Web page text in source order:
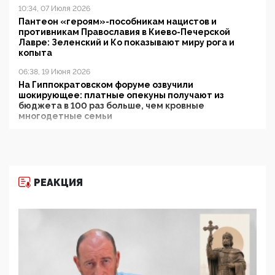
10:34, 07 Июля 2026
Пантеон «героям»-пособникам нацистов и
противникам Православия в Киево-Печерской
Лавре: Зеленский и Ко показывают миру рога и
копыта
06:38, 19 Июня 2026
На Гиппократовском форуме озвучили
шокирующее: платные опекуны получают из
бюджета в 100 раз больше, чем кровные
многодетные семьи
11:53, 09 Июня 2026
деятельность ИИТО ЮНЕСКО в России, но
цифроглобалисты продолжают определять
повестку в образовании
09:43, 01 Июня 2026
5G за счет здоровья граждан: Минцифры намерено
РЕАКЦИЯ